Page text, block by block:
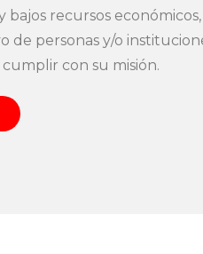
bajos recursos
de personas y/o
con su misión.